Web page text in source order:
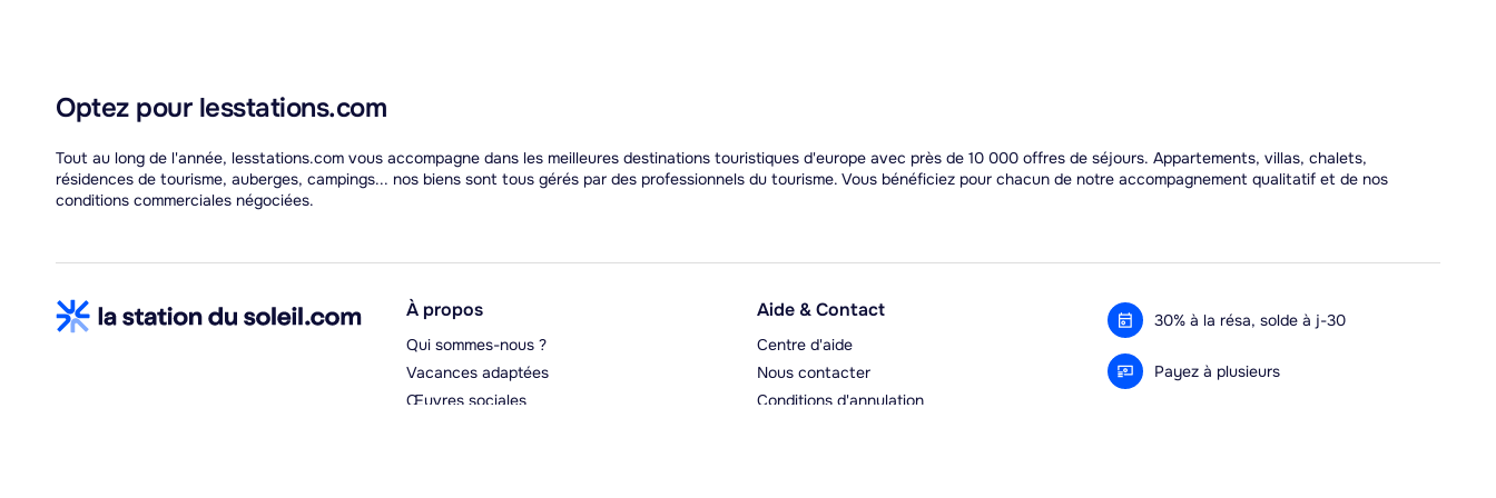
Optez pour lesstations.com
Tout au long de l'année, lesstations.com vous accompagne dans les meilleures destinations touristiques d'europe avec près de 10 000 offres de séjours. Appartements, villas, chalets,
résidences de tourisme, auberges, campings... nos biens sont tous gérés par des professionnels du tourisme. Vous bénéficiez pour chacun de notre accompagnement qualitatif et de nos
conditions commerciales négociées.
À propos
Qui sommes-nous ?
Vacances adaptées
Œuvres sociales
Aide & Contact
Centre d'aide
Nous contacter
Conditions d'annulation
30% à la résa, solde à j-30
Payez à plusieurs